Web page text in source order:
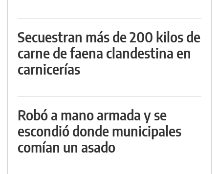
Secuestran más de 200 kilos de
carne de faena clandestina en
carnicerías
Robó a mano armada y se
escondió donde municipales
comían un asado